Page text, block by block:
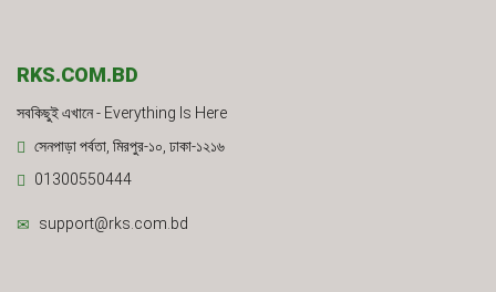
RKS.COM.BD
সবকিছুই এখানে - Everything Is Here
সেনপাড়া পর্বতা, মিরপুর-১০, ঢাকা-১২১৬
01300550444
support@rks.com.bd